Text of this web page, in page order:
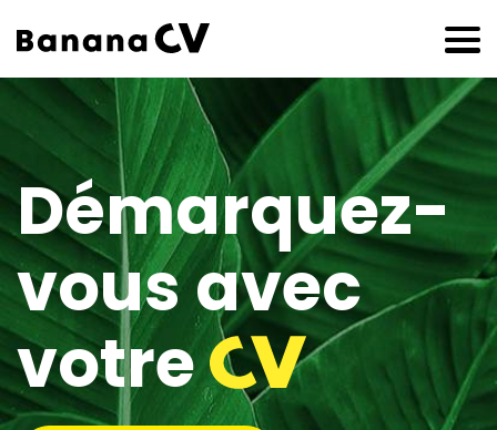
Démarquez-
vous avec
votre